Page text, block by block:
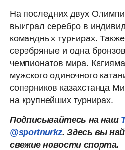
На последних двух
выиграл серебро в
командных турнирах.
серебряные и одна
чемпионатов мира.
мужского одиночного
соперников казахстанца
на крупнейших турнирах.
Подписывайтесь на наш
@sportnurkz. Здесь вы
свежие новости спорта.